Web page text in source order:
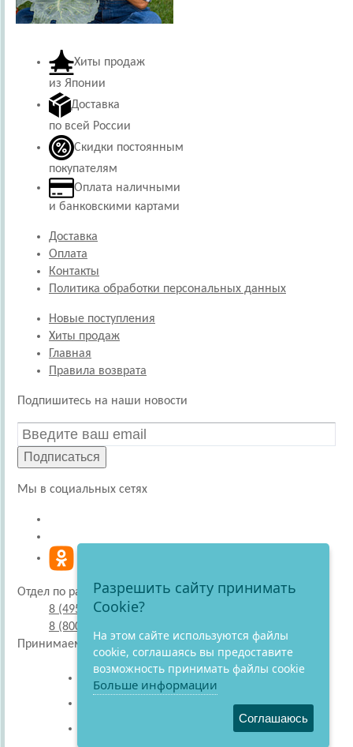
Хиты продаж
из Японии
Доставка
по всей России
Скидки постоянным
покупателям
Оплата наличными
и банковскими картами
Доставка
Оплата
Контакты
Политика обработки персональных данных
Новые поступления
Хиты продаж
Главная
Правила возврата
Подпишитесь на наши новости
Подписаться
Мы в социальных сетях
Отдел по работе с покупателями
8 (495) 220-51-30
8 (800) 707-27-19
Принимаем к оплате
Разрешить сайту принимать
Cookie?
На этом сайте используются файлы
cookie, соглашаясь вы предоставите
возможность принимать файлы cookie
Больше информации
Соглашаюсь